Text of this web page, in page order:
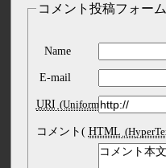
コメント投稿フォーム
Name
E-mail
URI
コメント( HTML